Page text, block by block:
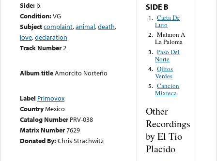
Side: b
Condition:VG
Subjectcomplaint,animal,death,
love,declaration
Track Number2
Album titleAmorcito Norteño
Label Primovox
CountryMexico
Catalog Number PRV-038
Matrix Number7629
Donated By:Chris Strachwitz
SIDE B
1. Carta De
Luto
2. Mataron A
La Paloma
3. Paso Del
Norte
4. Ojitos
Verdes
5. Cancion
Mixteca
Other
Recordings
by El Tio
Placido